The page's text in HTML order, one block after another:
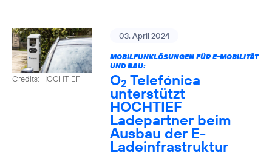
Credits: HOCHTIEF
03. April 2024
MOBILFUNKLÖSUNGEN FÜR E-MOBILITÄT
UND BAU:
O2 Telefónica
unterstützt
HOCHTIEF
Ladepartner beim
Ausbau der E-
Ladeinfrastruktur